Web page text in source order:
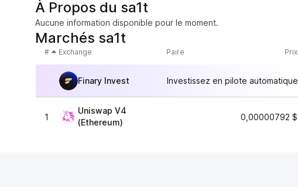
À Propos du sa1t
Aucune information disponible pour le moment.
Marchés sa1t
# Exchange Paire Prix
Finary Invest Investissez en pilote automatique
1
Uniswap V4
(Ethereum)
0,00000792 $